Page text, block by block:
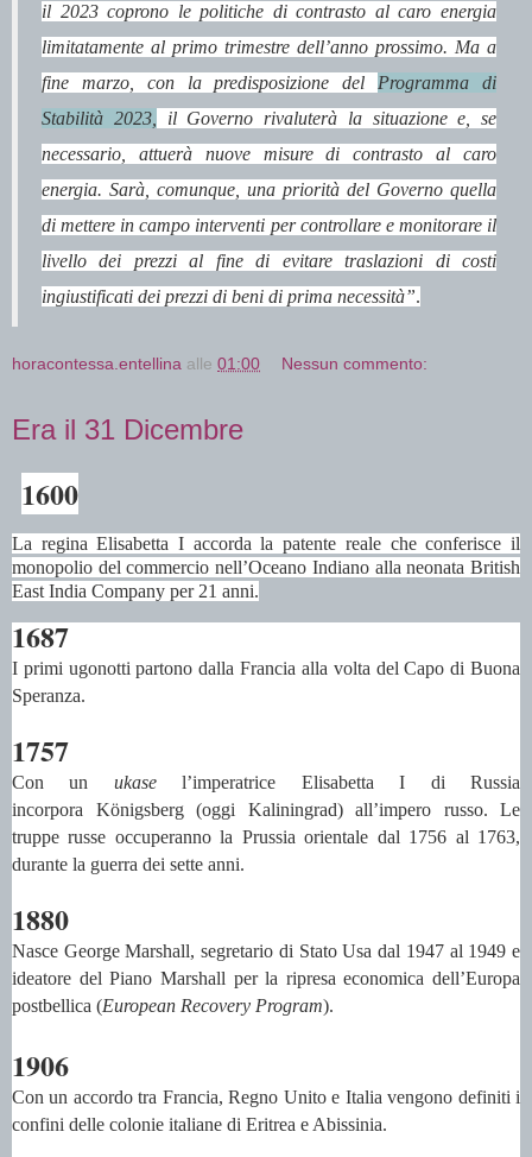
il 2023 coprono le politiche di contrasto al caro energia
limitatamente al primo trimestre dell’anno prossimo. Ma a
fine marzo, con la predisposizione delProgramma di
Stabilità 2023, il Governo rivaluterà la situazione e, se
necessario, attuerà nuove misure di contrasto al caro
energia. Sarà, comunque, una priorità del Governo quella
di mettere in campo interventi per controllare e monitorare il
livello dei prezzi al fine di evitare traslazioni di costi
ingiustificati dei prezzi di beni di prima necessità”.
horacontessa.entellina alle 01:00 Nessun commento:
Era il 31 Dicembre
1600
La regina Elisabetta I accorda la patente reale che conferisce il
monopolio del commercio nell’Oceano Indiano alla neonata British
East India Company per 21 anni.
1687
I primi ugonotti partono dalla Francia alla volta del Capo di Buona
Speranza.
1757
Con un ukasel’imperatrice Elisabetta I di Russia
incorpora Königsberg (oggi Kaliningrad) all’impero russo. Le
truppe russe occuperanno la Prussia orientale dal 1756 al 1763,
durante la guerra dei sette anni.
1880
Nasce George Marshall, segretario di Stato Usa dal 1947 al 1949 e
ideatore del Piano Marshall per la ripresa economica dell’Europa
postbellica (European Recovery Program).
1906
Con un accordo tra Francia, Regno Unito e Italiavengono definiti i
confini delle colonie italiane di Eritrea e Abissinia.